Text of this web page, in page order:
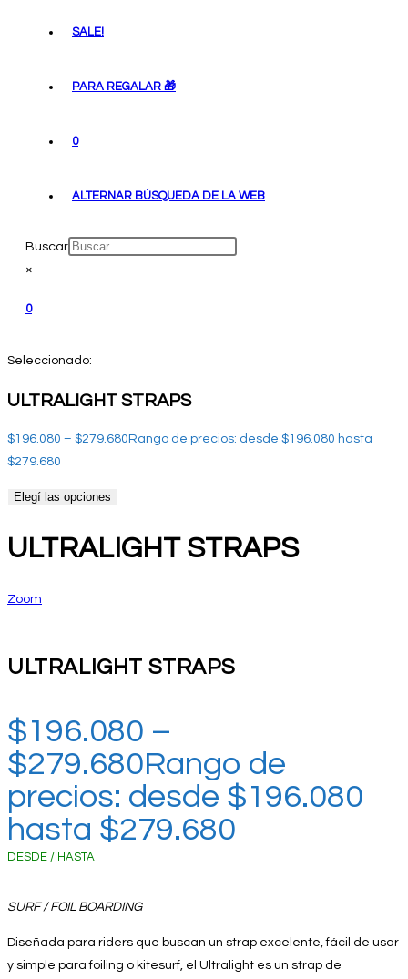
SALE!
PARA REGALAR 🎁
0
ALTERNAR BÚSQUEDA DE LA WEB
Buscar
×
0
Seleccionado:
ULTRALIGHT STRAPS
$196.080 – $279.680 Rango de precios: desde $196.080 hasta
$279.680
Elegí las opciones
ULTRALIGHT STRAPS
Zoom
ULTRALIGHT STRAPS
$196.080 –
$279.680Rango de
precios: desde $196.080
hasta $279.680
DESDE / HASTA
SURF / FOIL BOARDING
Diseñada para riders que buscan un strap excelente, fácil de usar
y simple para foiling o kitesurf, el Ultralight es un strap de